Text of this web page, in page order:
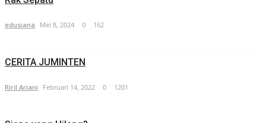
edusiana Mei 8, 2024 0 162
CERITA JUMINTEN
Riril Ariani Februari 14, 2022 0 1201